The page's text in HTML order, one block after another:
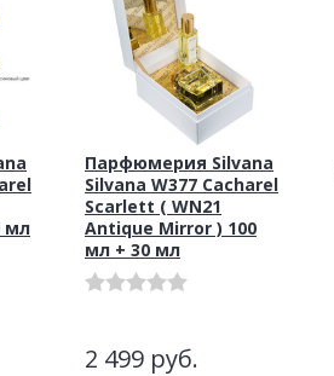
мл
Парфюмерия Silvana
Silvana W377 Cacharel
Scarlett ( WN21
Antique Mirror ) 100
мл + 30 мл
2 499 руб.